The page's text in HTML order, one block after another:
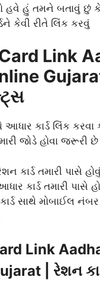
હવે હું તમને બતાવું છું કે
કેવી રીતે લિંક કરવું
Link
આધાર કાર્ડ લિંક કરવા
જોડે હોવા જરૂરી છે
કાર્ડ તમારી પાસે
કાર્ડ તમારી પાસે
સાથે મોબાઈલ નંબર
Link
| રેશન